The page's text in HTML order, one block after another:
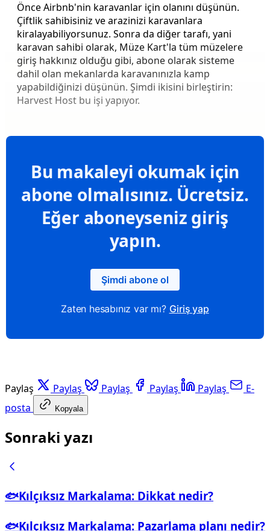
Önce Airbnb'nin karavanlar için olanını düşünün.
Çiftlik sahibisiniz ve arazinizi karavanlara
kiralayabiliyorsunuz. Sonra da diğer tarafı, yani
karavan sahibi olarak, Müze Kart'la tüm müzelere
giriş hakkınız olduğu gibi, abone olarak sisteme
dahil olan mekanlarda karavanınızla kamp
yapabildiğinizi düşünün. Şimdi ikisini birleştirin:
Harvest Host bu işi yapıyor.
Bu makaleyi okumak için
abone olmalısınız. Ücretsiz.
Eğer aboneyseniz giriş
yapın.
Şimdi abone ol
Zaten hesabınız var mı? Giriş yap
Paylaş Paylaş Paylaş Paylaş Paylaş
E-
posta
Kopyala
Sonraki yazı
🐟Kılçıksız Markalama: Dikkat nedir?
🐟Kılçıksız Markalama: Pazarlama planı nedir?